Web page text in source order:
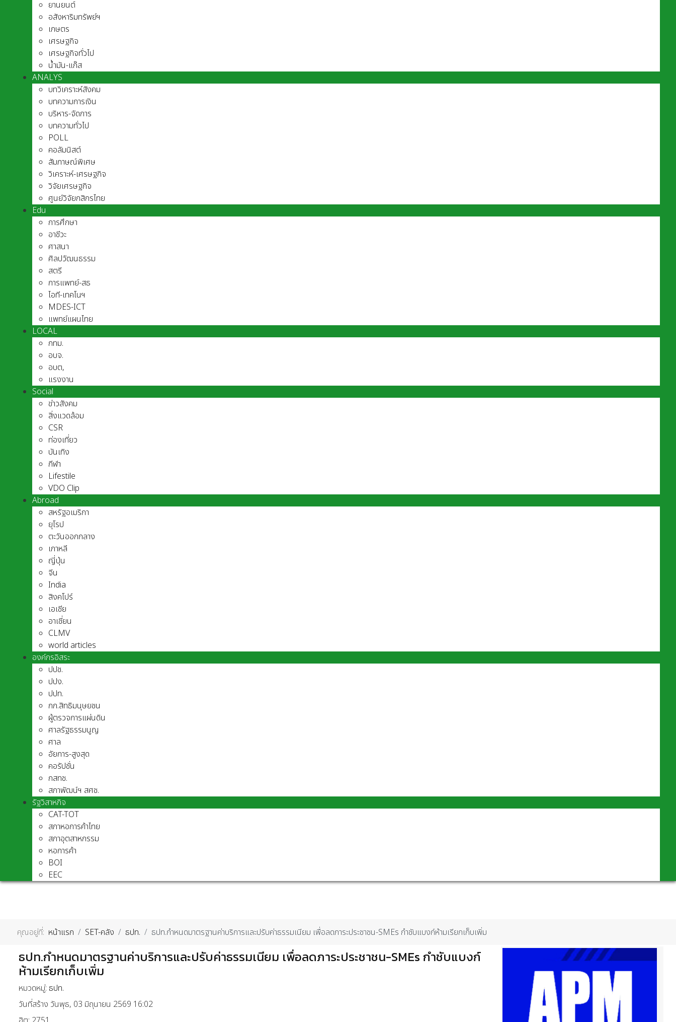
ยานยนต์
อสังหาริมทรัพย์ฯ
เกษตร
เศรษฐกิจ
เศรษฐกิจทั่วไป
น้ำมัน-แก๊ส
ANALYS
บทวิเคราะห์สังคม
บทความการเงิน
บริหาร-จัดการ
บทความทั่วไป
POLL
คอลัมนิสต์
สัมภาษณ์พิเศษ
วิเคราะห์-เศรษฐกิจ
วิจัยเศรษฐกิจ
ศูนย์วิจัยกสิกรไทย
Edu
การศึกษา
อาชีวะ
ศาสนา
ศิลปวัฒนธรรม
สตรี
การแพทย์-สธ
ไอที-เทคโนฯ
MDES-ICT
แพทย์แผนไทย
LOCAL
กทม.
อบจ.
อบต,
แรงงาน
Social
ข่าวสังคม
สิ่งแวดล้อม
CSR
ท่องเที่ยว
บันเทิง
กีฬา
Lifestile
VDO Clip
Abroad
สหรัฐอเมริกา
ยุโรป
ตะวันออกกลาง
เกาหลี
ญี่ปุ่น
จีน
India
สิงคโปร์
เอเชีย
อาเชี่ยน
CLMV
world articles
องค์กรอิสระ
ปปช.
ปปง.
ปปท.
กก.สิทธิมนุษยชน
ผู้ตรวจการแผ่นดิน
ศาลรัฐธรรมนูญ
ศาล
อัยการ-สูงสุด
คอรัปชั่น
กสทช.
สภาพัฒน์ฯ สศช.
รัฐวิสาหกิจ
CAT-TOT
สภาหอการค้าไทย
สภาอุตสาหกรรม
หอการค้า
BOI
EEC
คุณอยู่ที่: หน้าแรก SET-คลัง ธปท. ธปท.กำหนดมาตรฐานค่าบริการและปรับค่าธรรมเนียม เพื่อลดภาระประชาชน-SMEs กำชับแบงก์ห้ามเรียกเก็บเพิ่ม
ธปท.กำหนดมาตรฐานค่าบริการและปรับค่าธรรมเนียม เพื่อลดภาระประชาชน-SMEs กำชับแบงก์
ห้ามเรียกเก็บเพิ่ม
หมวดหมู่: ธปท.
วันที่สร้าง วันพุธ, 03 มิถุนายน 2569 16:02